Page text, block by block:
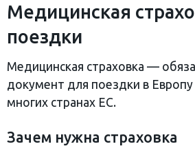
Медицинская
поездки
Медицинская страховка —
документ для поездки в
многих странах ЕС.
Зачем нужна страховка